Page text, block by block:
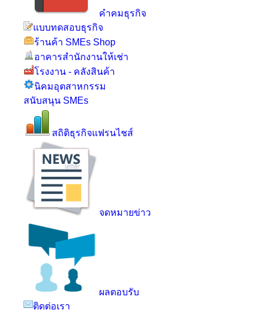
คำคมธุรกิจ
แบบทดสอบธุรกิจ
ร้านค้า SMEs Shop
อาคารสำนักงานให้เช่า
โรงงาน - คลังสินค้า
นิคมอุตสาหกรรม
สนับสนุน SMEs
สถิติธุรกิจแฟรนไชส์
จดหมายข่าว
ผลตอบรับ
ติดต่อเรา